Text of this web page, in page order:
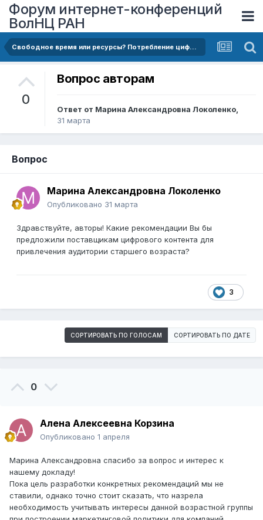
Форум интернет-конференций
ВолНЦ РАН
Свободное время или ресурсы? Потребление цифрового контента неработающим и работающим населением старшего возраста
0
Вопрос авторам
Ответ от Марина Александровна Локоленко,
31 марта
Вопрос
Марина Александровна Локоленко
Опубликовано 31 марта
Здравствуйте, авторы! Какие рекомендации Вы бы
предложили поставщикам цифрового контента для
привлечения аудитории старшего возраста?
3
СОРТИРОВАТЬ ПО ГОЛОСАМ СОРТИРОВАТЬ ПО ДАТЕ
0
Алена Алексеевна Корзина
Опубликовано 1 апреля
Марина Александровна спасибо за вопрос и интерес к
нашему докладу!
Пока цель разработки конкретных рекомендаций мы не
ставили, однако точно стоит сказать, что назрела
необходимость учитывать интересы данной возрастной группы